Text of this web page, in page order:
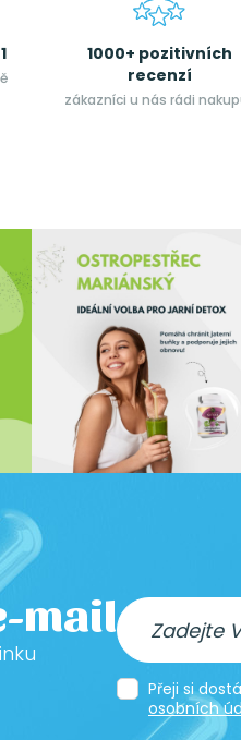
1000+ pozitivních
recenzí
zákazníci u nás rádi
mail
Přeji si
osobních